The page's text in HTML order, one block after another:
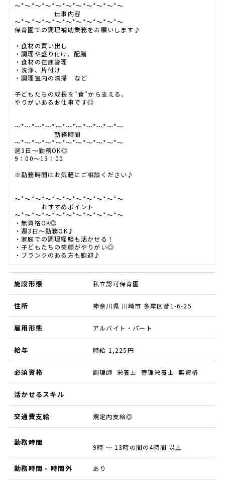
～*～*～*～*～*～*～*～*～*～*～
仕事内容
～*～*～*～*～*～*～*～*～*～*～
保育園での調理補助業務をお願いします♪
・食材の買い出し
・調理や盛り付け、配膳
・食材の在庫管理
・洗浄、片付け
・調理室内の清掃 など
子どもたちの成長を“食”から支える、
やりがいあるお仕事です◎
～*～*～*～*～*～*～*～*～*～*～
勤務時間
～*～*～*～*～*～*～*～*～*～*～
週3日～勤務OK◎
9：00～13：00
※勤務時間はお気軽にご相談ください♪
～*～*～*～*～*～*～*～*～*～*～
おすすめポイント
～*～*～*～*～*～*～*～*～*～*～
・無資格OK◎
・週3日～勤務OK♪
・家庭での調理経験も活かせる！
・子どもたちの笑顔がやりがい◎
・ブランクのある方も歓迎♪
施設形態 私立認可保育園
住所 神奈川県 川崎市 多摩区菅1-6-25
雇用形態 アルバイト・パート
給与 時給 1,225円
必須資格 調理師 栄養士 管理栄養士 無資格
活かせるスキル
交通費支給 規定内支給◎
勤務時間
9時 ～ 13時の間の4時間 以上
勤務時間 - 時間外 あり